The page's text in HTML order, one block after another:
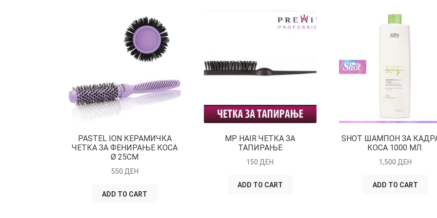
PASTEL ION КЕРАМИЧКА
ЧЕТКА ЗА ФЕНИРАЊЕ КОСА
Ø 25CM
550 ДЕН
ADD TO CART
MP HAIR ЧЕТКА ЗА
ТАПИРАЊЕ
150 ДЕН
ADD TO CART
SHOT ШАМПОН ЗА
КОСА 1000 МЛ.
1,500 ДЕН
ADD TO CART